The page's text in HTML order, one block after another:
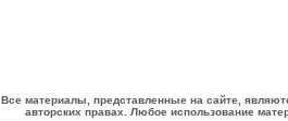
Все материалы, представленные на сайте,
авторских правах. Любое использование